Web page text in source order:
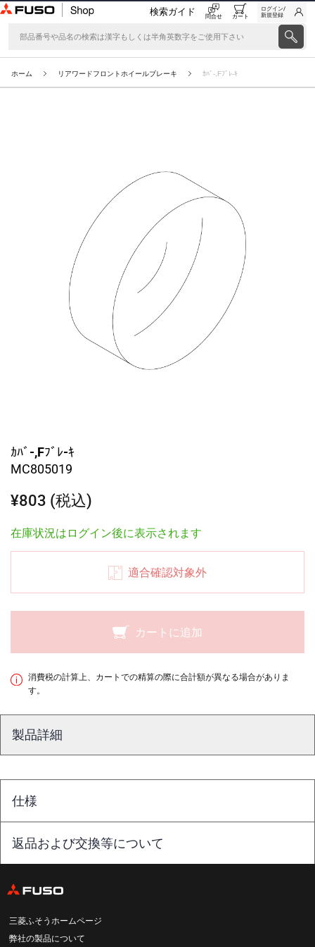
検索ガイド 問合せ カート
ログイン/
新規登録
ホーム リアワードフロントホイールブレーキ ｶﾊﾞ-,Fﾌﾞﾚ-ｷ
ｶﾊﾞ-,Fﾌﾞﾚ-ｷ
MC805019
¥803 (税込)
在庫状況はログイン後に表示されます
適合確認対象外
カートに追加
消費税の計算上、カートでの精算の際に合計額が異なる場合がありま
す。
製品詳細
仕様
返品および交換等について
三菱ふそうホームページ
弊社の製品について